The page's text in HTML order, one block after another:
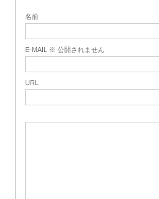
名前
E-MAIL ※ 公開されません
URL